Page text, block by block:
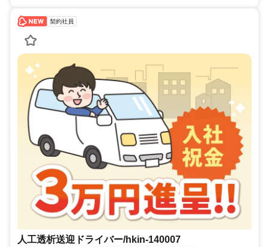
契約社員
人工透析送迎ドライバー/hkin-140007